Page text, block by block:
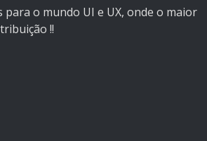
o mundo UI e UX, onde o maior
!!